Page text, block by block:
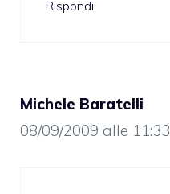
Rispondi
Michele Baratelli
08/09/2009 alle 11:33